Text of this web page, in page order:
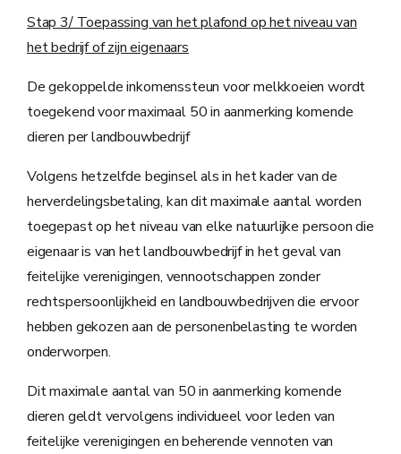
Stap 3/ Toepassing van het plafond op het niveau van
het bedrijf of zijn eigenaars
De gekoppelde inkomenssteun voor melkkoeien wordt
toegekend voor maximaal 50 in aanmerking komende
dieren per landbouwbedrijf
Volgens hetzelfde beginsel als in het kader van de
herverdelingsbetaling, kan dit maximale aantal worden
toegepast op het niveau van elke natuurlijke persoon die
eigenaar is van het landbouwbedrijf in het geval van
feitelijke verenigingen, vennootschappen zonder
rechtspersoonlijkheid en landbouwbedrijven die ervoor
hebben gekozen aan de personenbelasting te worden
onderworpen.
Dit maximale aantal van 50 in aanmerking komende
dieren geldt vervolgens individueel voor leden van
feitelijke verenigingen en beherende vennoten van